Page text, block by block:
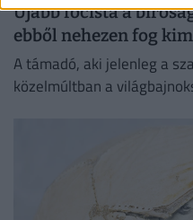
Újabb focista a
ebből nehezen fog
A támadó, aki jelenleg a
közelmúltban a